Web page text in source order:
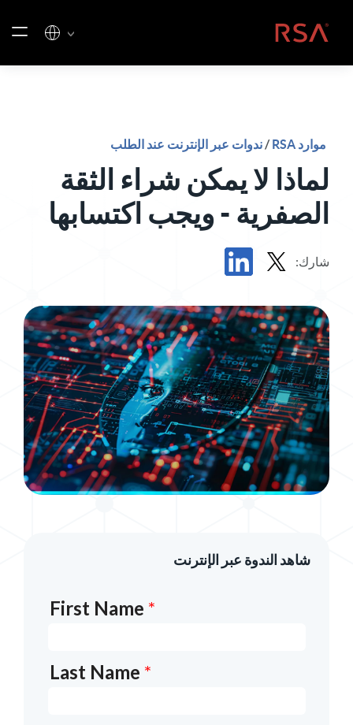
الصفحة الرئيسية
موارد RSA /ندوات عبر الإنترنت عند الطلب
لماذا لا يمكن شراء الثقة
الصفرية - ويجب اكتسابها
شارك:
شاهد الندوة عبر الإنترنت